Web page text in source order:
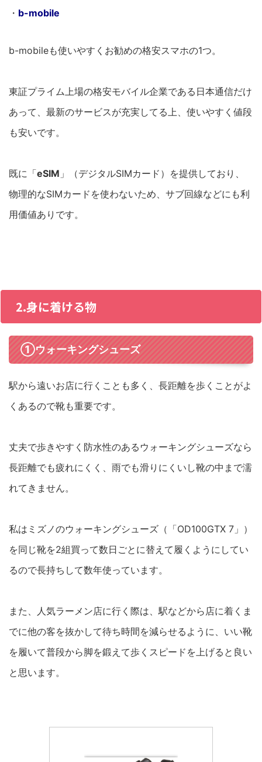
・ b-mobile
b-mobileも使いやすくお勧めの格安スマホの1つ。
東証プライム上場の格安モバイル企業である日本通信だけ
あって、最新のサービスが充実してる上、使いやすく値段
も安いです。
既に「eSIM 」（デジタルSIMカード）を提供しており、
物理的なSIMカードを使わないため、サブ回線などにも利
用価値ありです。
2.身に着ける物
①ウォーキングシューズ
駅から遠いお店に行くことも多く、長距離を歩くことがよ
くあるので靴も重要です。
丈夫で歩きやすく防水性のあるウォーキングシューズなら
長距離でも疲れにくく、雨でも滑りにくいし靴の中まで濡
れてきません。
私はミズノのウォーキングシューズ（「OD100GTX 7」）
を同じ靴を2組買って数日ごとに替えて履くようにしてい
るので長持ちして数年使っています。
また、人気ラーメン店に行く際は、駅などから店に着くま
でに他の客を抜かして待ち時間を減らせるように、いい靴
を履いて普段から脚を鍛えて歩くスピードを上げると良い
と思います。